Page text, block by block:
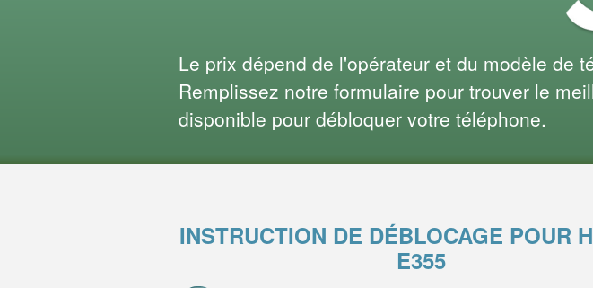
Le prix dépend de l'opérateur et du modèle de
Remplissez notre formulaire pour trouver le
disponible pour débloquer votre téléphone.
INSTRUCTION DE DÉBLOCAGE POUR
E355